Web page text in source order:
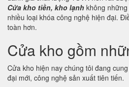
Cửa kho tiền, kho lạnh không
nhiều loại khóa công nghệ hiện đại.
toàn hơn.
Cửa kho gồm
Cửa kho hiện nay chúng tôi đang
đại mới, công nghệ sản xuất tiên tiến.